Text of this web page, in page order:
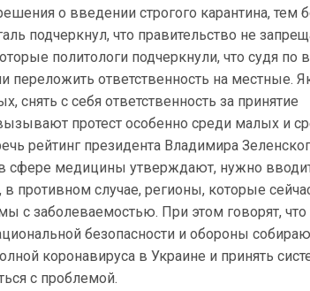
о введении строгого карантина, тем
подчеркнул, что правительство не
политологи подчеркнули, что судя по
переложить ответственность на местные.
снять с себя ответственность за принятие
протест особенно среди малых и
рейтинг президента Владимира
сфере медицины утверждают, нужно
противном случае, регионы, которые
с заболеваемостью. При этом говорят,
безопасности и обороны
коронавируса в Украине и принять
с проблемой.